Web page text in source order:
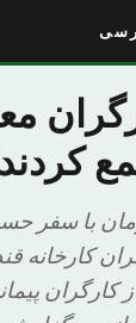
کارخانه
کارگران